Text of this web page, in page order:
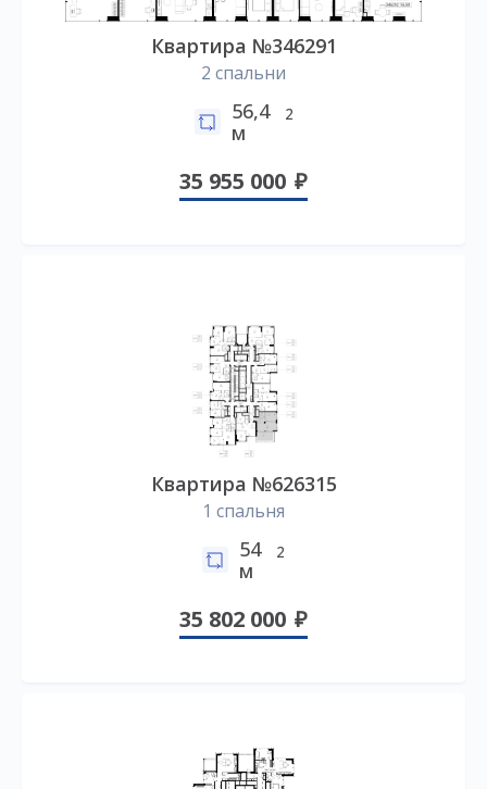
Квартира №346291
2 спальни
56,4
м
2
35 955 000
Квартира №626315
1 спальня
54
м
2
35 802 000